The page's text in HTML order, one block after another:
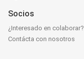
Socios
¿Interesado en colaborar?
Contácta con nosotros